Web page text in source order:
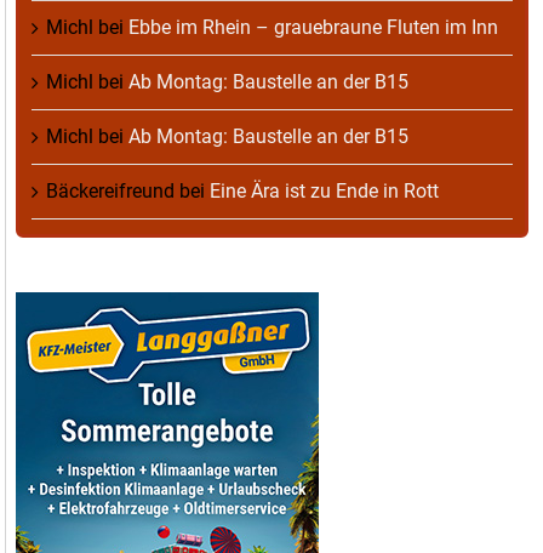
Michl bei Ebbe im Rhein – grauebraune Fluten im Inn
Michl bei Ab Montag: Baustelle an der B15
Michl bei Ab Montag: Baustelle an der B15
Bäckereifreund bei Eine Ära ist zu Ende in Rott